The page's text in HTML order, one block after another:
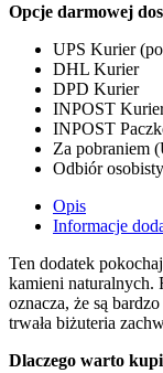
Opcje darmowej
UPS Kurier
DHL Kurier
DPD Kurier
INPOST
INPOST
Za pobraniem
Odbiór osobisty
Opis
Informacje
Ten dodatek
kamieni naturalnych.
oznacza, że są
trwała biżuteria
Dlaczego warto